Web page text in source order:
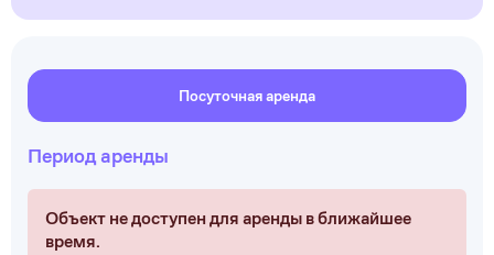
Посуточная аренда
Период аренды
Объект не доступен для аренды в ближайшее
время.